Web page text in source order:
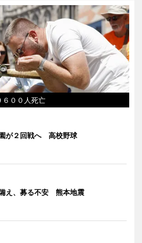
６００人死亡
が２回戦へ 高校野球
え、募る不安 熊本地震